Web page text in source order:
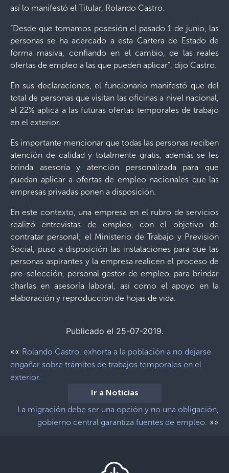
así lo manifestó el Titular, Rolando Castro.
“Desde que tomamos posesión el pasado 1 de junio, las
personas se ha acercado a esta Cartera de Estado de
forma masiva, confiando en el cambio, de las reales
ofertas de empleo a las que pueden aplicar”, dijo Castro.
En sus declaraciones, el funcionario manifestó que del
total de personas que visitan las oficinas a nivel nacional,
el 22% aplica a las futuras ofertas temporales de trabajo
en el exterior.
Es importante mencionar que todas las personas reciben
atención de calidad y totalmente gratis, además se les
brinda asesoría y atención personalizada para que
puedan aplicar a ofertas de empleo nacionales que las
empresas privadas ponen a disposición.
En este contexto, una empresa en el rubro de servicios
realizó entrevistas de empleo, con el objetivo de
contratar personal; el Ministerio de Trabajo y Previsión
Social, puso a disposición las instalaciones para que las
personas aspirantes y la empresa realicen el proceso de
pre-selección, personal gestor de empleo, para brindar
charlas en asesoría laboral, así como el apoyo en la
elaboración y reproducción de hojas de vida.
Publicado el 25-07-2019.
«« Rolando Castro, exhorta a la población a no dejarse
engañar sobre trámites de trabajos temporales en el
exterior.
Ir a Noticias
La migración debe ser una opción y no una obligación,
gobierno central garantiza fuentes de empleo. »»